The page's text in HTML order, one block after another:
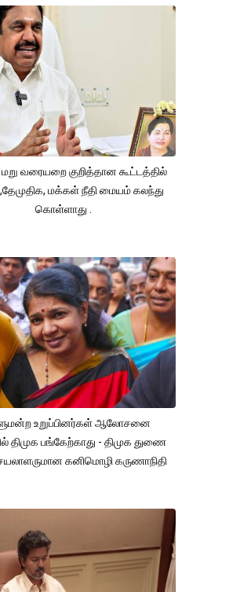
வரையறை குறித்தான கூட்டத்தில்
மக்கள் நீதி மையம் கலந்து
கொள்ளாது .
உறுப்பினர்கள் ஆலோசனை
திமுக பங்கேற்காது - திமுக துணை
கனிமொழி கருணாநிதி